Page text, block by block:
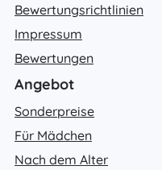
Bewertungsrichtlinien
Impressum
Bewertungen
Angebot
Sonderpreise
Für Mädchen
Nach dem Alter